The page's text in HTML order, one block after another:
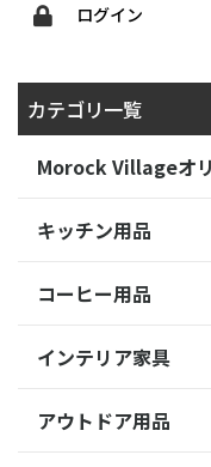
ログイン
カテゴリ一覧
Morock Villageオ
キッチン用品
コーヒー用品
インテリア家具
アウトドア用品